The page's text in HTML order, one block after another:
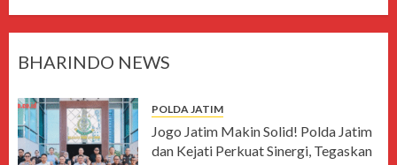
BHARINDO NEWS
POLDA JATIM
Jogo Jatim Makin Solid! Polda Jatim
dan Kejati Perkuat Sinergi, Tegaskan